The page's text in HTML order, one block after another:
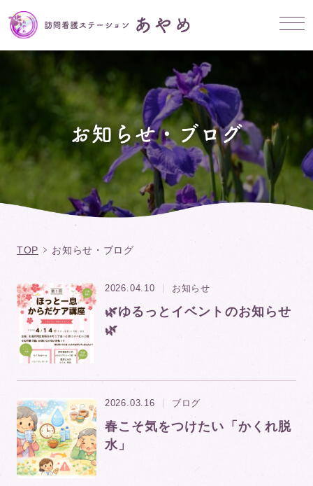
お知らせ・ブログ
TOP お知らせ・ブログ
2026.04.10 お知らせ
🌿ゆるっとイベントのお知らせ
🌿
2026.03.16 ブログ
春こそ気をつけたい「かくれ脱
水」